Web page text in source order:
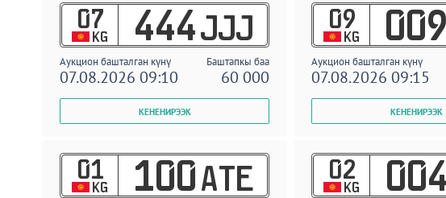
07
KG 444 JJJ
Аукцион башталган күнү Баштапкы баа
07.08.2026 09:10 60 000
09
KG 009
Аукцион башталган күнү
07.08.2026 09:15
01
KG 100 ATE 02
KG 004